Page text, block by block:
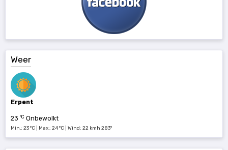
Weer
Erpent
23 °C Onbewolkt
Min.: 23 °C | Max.: 24 °C | Wind: 22 kmh 283°